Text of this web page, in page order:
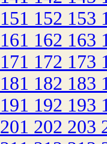
151 152 153
161 162 163
171 172 173
181 182 183
191 192 193
201 202 203